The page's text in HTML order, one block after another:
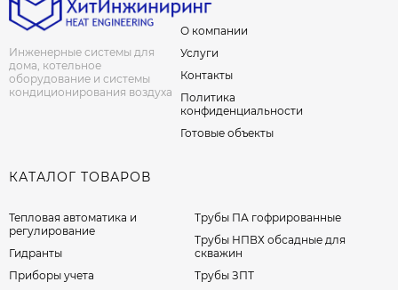
Инженерные системы для
дома, котельное
оборудование и системы
кондиционирования воздуха
О компании
Услуги
Контакты
Политика
конфиденциальности
Готовые объекты
КАТАЛОГ ТОВАРОВ
Тепловая автоматика и
регулирование
Гидранты
Приборы учета
Трубы ПА гофрированные
Трубы НПВХ обсадные для
скважин
Трубы ЗПТ